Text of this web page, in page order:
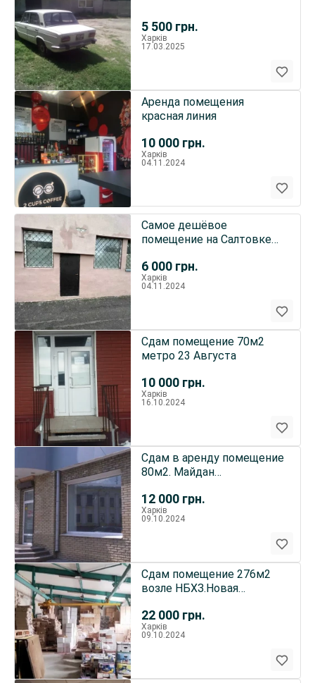
5 500 грн.
Харків
17.03.2025
10 000 грн.
Аренда помещения
красная линия
Харків
04.11.2024
6 000 грн.
Самое дешёвое
помещение на Салтовке
линия
Харків
04.11.2024
10 000 грн.
Сдам помещение 70м2
метро 23 Августа
Харків
16.10.2024
12 000 грн.
Сдам в аренду помещение
80м2. Майдан
Харків
09.10.2024
22 000 грн.
Сдам помещение 276м2
возле НБХЗ.Новая
Харків
09.10.2024